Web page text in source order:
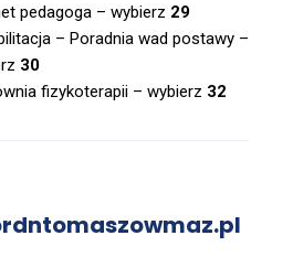
pedagoga – wybierz 29
– Poradnia wad postawy –
30
fizykoterapii – wybierz 32